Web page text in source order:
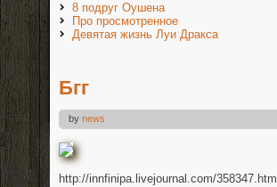
8 подруг Оушена
Про просмотренное
Девятая жизнь Луи Дракса
Бгг
by news
http://innfinipa.livejournal.com/358347.html